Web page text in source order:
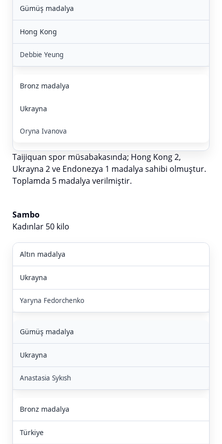
Gümüş madalya
Hong Kong
Debbie Yeung
Bronz madalya
Ukrayna
Oryna Ivanova
Taijiquan spor müsabakasında; Hong Kong 2,
Ukrayna 2 ve Endonezya 1 madalya sahibi olmuştur.
Toplamda 5 madalya verilmiştir.
Sambo
Kadınlar 50 kilo
Altın madalya
Ukrayna
Yaryna Fedorchenko
Gümüş madalya
Ukrayna
Anastasia Sykısh
Bronz madalya
Türkiye